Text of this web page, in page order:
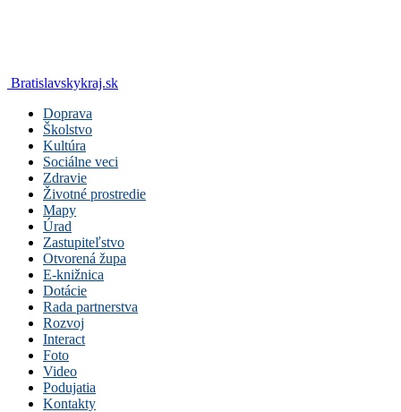
Bratislavskykraj.sk
Doprava
Školstvo
Kultúra
Sociálne veci
Zdravie
Životné prostredie
Mapy
Úrad
Zastupiteľstvo
Otvorená župa
E-knižnica
Dotácie
Rada partnerstva
Rozvoj
Interact
Foto
Video
Podujatia
Kontakty